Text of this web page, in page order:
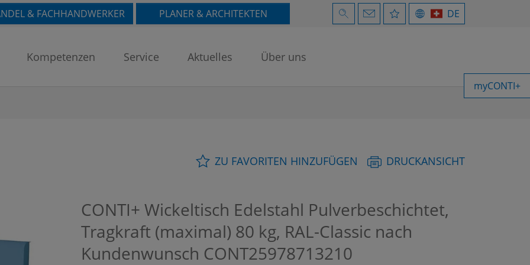
& FACHHANDWERKER PLANER & ARCHITEKTEN DE
Kompetenzen Service Aktuelles Über uns
myCONTI+
ZU FAVORITEN HINZUFÜGEN DRUCKANSICHT
CONTI+ Wickeltisch Edelstahl Pulverbeschichtet,
Tragkraft (maximal) 80 kg, RAL-Classic nach
Kundenwunsch CONT25978713210